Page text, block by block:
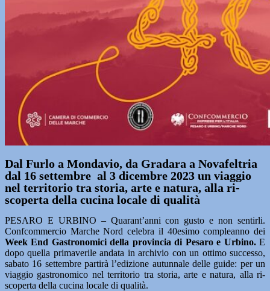
Dal Furlo a Mondavio, da Gradara a Novafeltria
dal 16 settembre al 3 dicembre 2023 un viaggio
nel territorio tra storia, arte e natura, alla ri-
scoperta della cucina locale di qualità
PESARO E URBINO – Quarant’anni con gusto e non sentirli.
Confcommercio Marche Nord celebra il 40esimo compleanno dei
Week End Gastronomici della provincia di Pesaro e Urbino.E
dopo quella primaverile andata in archivio con un ottimo successo,
sabato 16 settembre partirà l’edizione autunnale delle guide: per un
viaggio gastronomico nel territorio tra storia, arte e natura, alla ri-
scoperta della cucina locale di qualità.